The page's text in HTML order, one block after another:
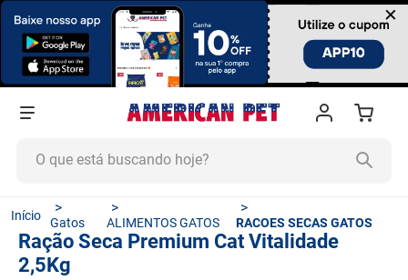
×
Gatos ALIMENTOS GATOS RACOES SECAS GATOS
Ração Seca Premium Cat Vitalidade
2,5Kg
TERMOS MAIS BUSCADOS
1º
ração cachorro